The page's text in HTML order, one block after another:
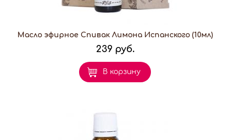
Масло эфирное Спивак Лимона Испанского (10мл)
239 руб.
В корзину